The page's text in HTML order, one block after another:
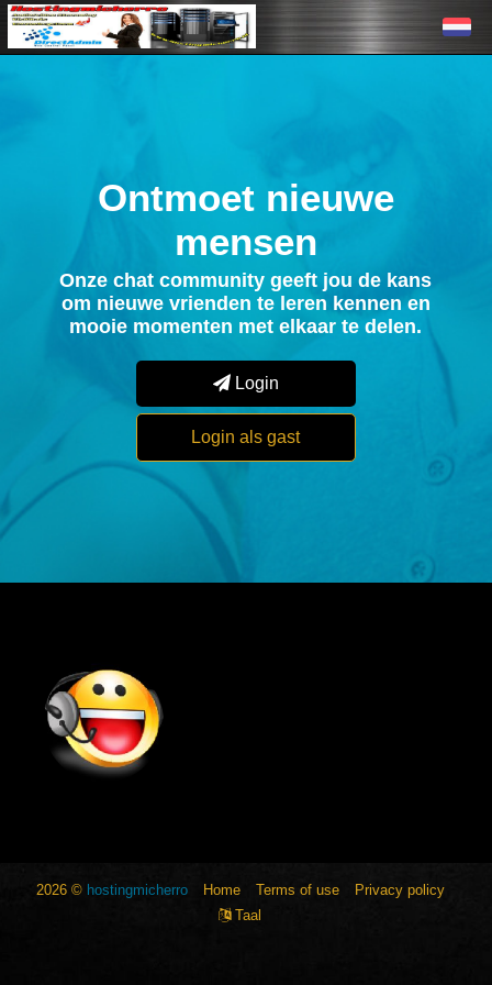
Ontmoet nieuwe
mensen
Onze chat community geeft jou de kans
om nieuwe vrienden te leren kennen en
mooie momenten met elkaar te delen.
Login
Login als gast
2026 ©hostingmicherro Home Terms of use
Privacy policy
Taal